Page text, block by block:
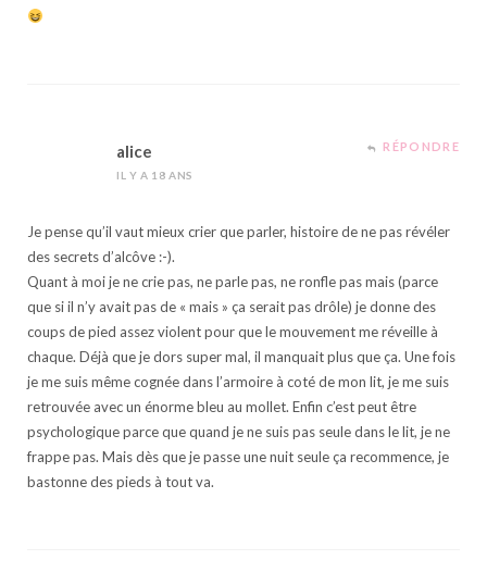
alice
IL Y A 18 ANS
RÉPONDRE
Je pense qu’il vaut mieux crier que parler, histoire de ne pas révéler
des secrets d’alcôve :-).
Quant à moi je ne crie pas, ne parle pas, ne ronfle pas mais (parce
que si il n’y avait pas de « mais » ça serait pas drôle) je donne des
coups de pied assez violent pour que le mouvement me réveille à
chaque. Déjà que je dors super mal, il manquait plus que ça. Une fois
je me suis même cognée dans l’armoire à coté de mon lit, je me suis
retrouvée avec un énorme bleu au mollet. Enfin c’est peut être
psychologique parce que quand je ne suis pas seule dans le lit, je ne
frappe pas. Mais dès que je passe une nuit seule ça recommence, je
bastonne des pieds à tout va.